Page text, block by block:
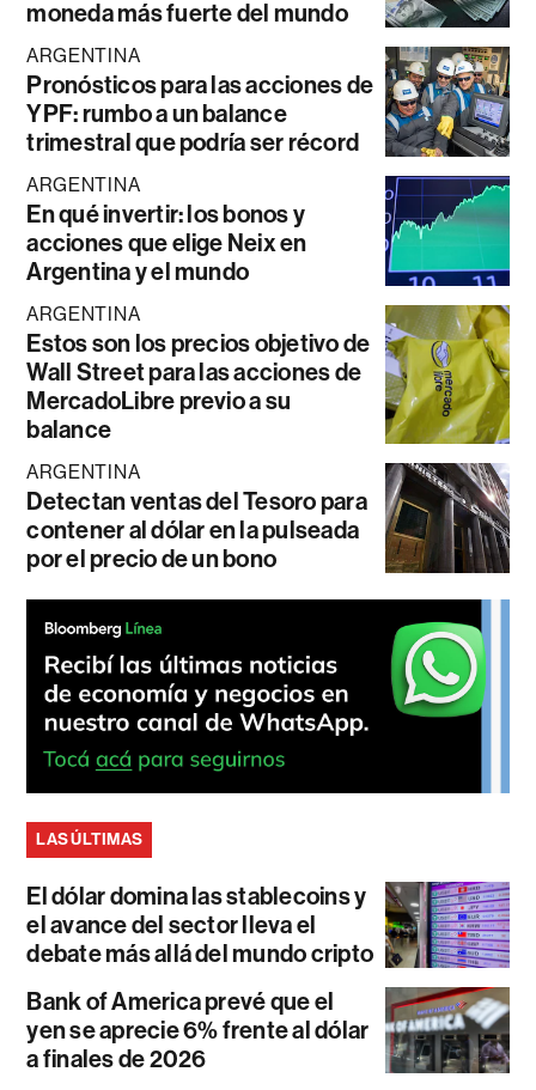
moneda más fuerte del mundo
ARGENTINA
Pronósticos para las acciones de
YPF: rumbo a un balance
trimestral que podría ser récord
ARGENTINA
En qué invertir: los bonos y
acciones que elige Neix en
Argentina y el mundo
ARGENTINA
Estos son los precios objetivo de
Wall Street para las acciones de
MercadoLibre previo a su
balance
ARGENTINA
Detectan ventas del Tesoro para
contener al dólar en la pulseada
por el precio de un bono
LAS ÚLTIMAS
El dólar domina las stablecoins y
el avance del sector lleva el
debate más allá del mundo cripto
Bank of America prevé que el
yen se aprecie 6% frente al dólar
a finales de 2026